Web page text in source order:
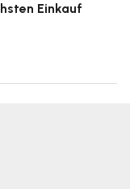
Einkauf